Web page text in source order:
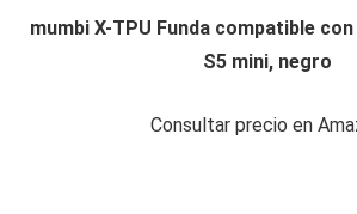
mumbi X-TPU Funda compatible
S5 mini, negro
Consultar precio en